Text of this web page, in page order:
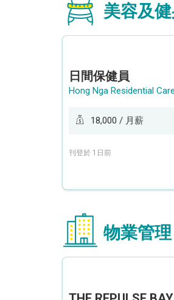
美容及
日間保健員
18,000 / 月薪
刊登於 1日前
物業管